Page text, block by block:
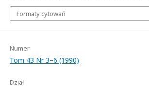
Formaty cytowań
Numer
Tom 43 Nr 3–6 (1990)
Dział